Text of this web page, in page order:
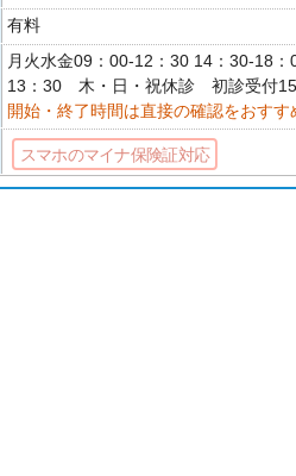
有料
月火水金09：00-12：30 14：30-18
13：30 木・日・祝休診 初診受付
開始・終了時間は直接の確認をおすす
スマホのマイナ保険証対応